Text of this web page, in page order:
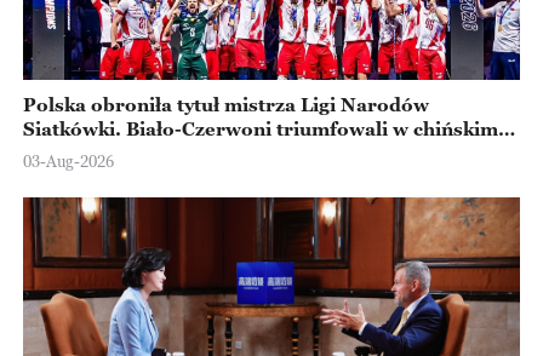
Polska obroniła tytuł mistrza Ligi Narodów
Siatkówki. Biało-Czerwoni triumfowali w chińskim
Ningbo
03-Aug-2026